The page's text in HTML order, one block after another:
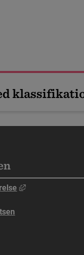
dklassifikati
fönster.Länk till annan